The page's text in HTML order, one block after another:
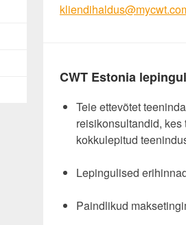
CWT Estonia
Teie ettevõtet
reisikonsultandid,
kokkulepitud
Lepingulised
Paindlikud